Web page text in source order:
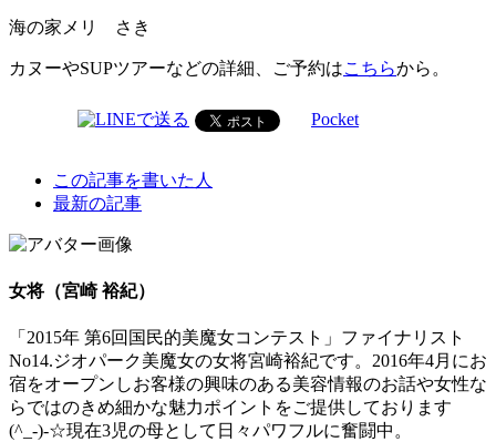
海の家メリ さき
カヌーやSUPツアーなどの詳細、ご予約はこちらから。
Pocket
following
tabs
change
content
below.
この記事を書いた人
最新の記事
女将（宮崎 裕紀）
「2015年 第6回国民的美魔女コンテスト」ファイナリスト
No14.ジオパーク美魔女の女将宮崎裕紀です。2016年4月にお
宿をオープンしお客様の興味のある美容情報のお話や女性な
らではのきめ細かな魅力ポイントをご提供しております
(^_-)-☆現在3児の母として日々パワフルに奮闘中。